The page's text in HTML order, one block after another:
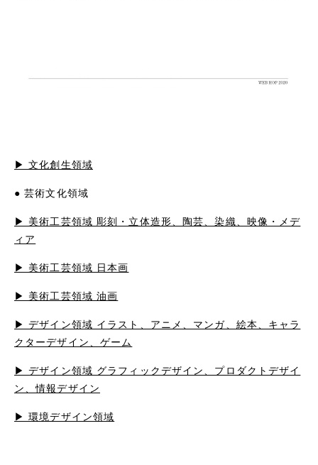
▶︎ 文化創生領域
● 芸術文化領域
▶︎ 美術工芸領域 彫刻・立体造形、陶芸、染織、映像・メデ
ィア
▶︎ 美術工芸領域 日本画
▶︎ 美術工芸領域 油画
▶︎ デザイン領域 イラスト、アニメ、マンガ、絵本、キャラ
クターデザイン、ゲーム
▶︎ デザイン領域 グラフィックデザイン、プロダクトデザイ
ン、情報デザイン
▶︎ 環境デザイン領域